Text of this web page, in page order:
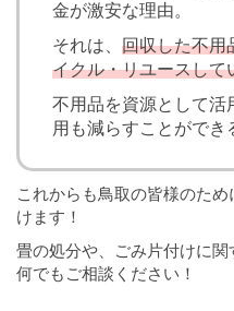
金が激安な理由。
それは、 回収した不用
イクル・リユースして
不用品を資源として活
用も減らすことができ
これからも鳥取の皆様のた
けます！
畳の処分や、ごみ片付けに
何でもご相談ください！